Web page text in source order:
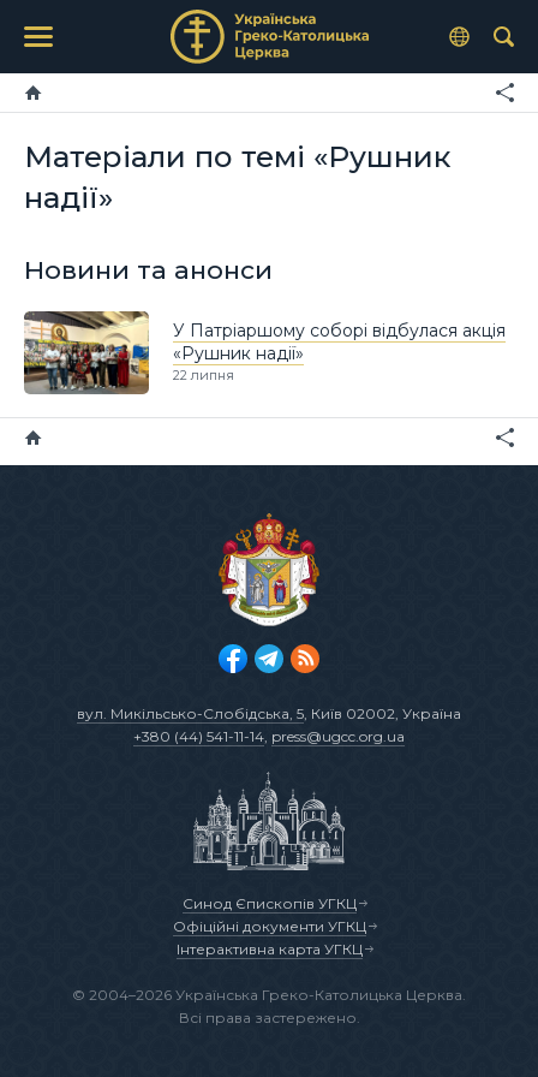
Матеріали по темі «Рушник
надії»
Новини та анонси
У Патріаршому соборі відбулася акція
«Рушник надії»
22 липня
вул. Микільсько-Слобідська, 5, Київ 02002, Україна
+380 (44) 541-11-14, press@ugcc.org.ua
Синод Єпископів УГКЦ
Офіційні документи УГКЦ
Інтерактивна карта УГКЦ
© 2004–2026 Українська Греко-Католицька Церква.
Всі права застережено.